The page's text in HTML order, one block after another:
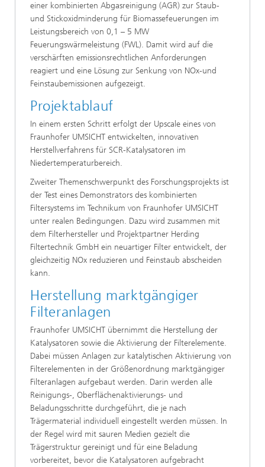
einer kombinierten Abgasreinigung (AGR) zur Staub-
und Stickoxidminderung für Biomassefeuerungen im
Leistungsbereich von 0,1 – 5 MW
Feuerungswärmeleistung (FWL). Damit wird auf die
verschärften emissionsrechtlichen Anforderungen
reagiert und eine Lösung zur Senkung von NOx-und
Feinstaubemissionen aufgezeigt.
Projektablauf
In einem ersten Schritt erfolgt der Upscale eines von
Fraunhofer UMSICHT entwickelten, innovativen
Herstellverfahrens für SCR-Katalysatoren im
Niedertemperaturbereich.
Zweiter Themenschwerpunkt des Forschungsprojekts ist
der Test eines Demonstrators des kombinierten
Filtersystems im Technikum von Fraunhofer UMSICHT
unter realen Bedingungen. Dazu wird zusammen mit
dem Filterhersteller und Projektpartner Herding
Filtertechnik GmbH ein neuartiger Filter entwickelt, der
gleichzeitig NOx reduzieren und Feinstaub abscheiden
kann.
Herstellung marktgängiger
Filteranlagen
Fraunhofer UMSICHT übernimmt die Herstellung der
Katalysatoren sowie die Aktivierung der Filterelemente.
Dabei müssen Anlagen zur katalytischen Aktivierung von
Filterelementen in der Größenordnung marktgängiger
Filteranlagen aufgebaut werden. Darin werden alle
Reinigungs-, Oberflächenaktivierungs- und
Beladungsschritte durchgeführt, die je nach
Trägermaterial individuell eingestellt werden müssen. In
der Regel wird mit sauren Medien gezielt die
Trägerstruktur gereinigt und für eine Beladung
vorbereitet, bevor die Katalysatoren aufgebracht